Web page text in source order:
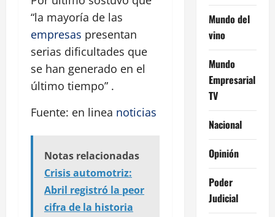
“la mayoría de las
empresas presentan
serias dificultades que
se han generado en el
último tiempo” .
Fuente: en linea noticias
Notas relacionadas
Crisis automotriz:
Abril registró la peor
cifra de la historia
Mundo del
vino
Mundo
Empresarial
TV
Nacional
Opinión
Poder
Judicial